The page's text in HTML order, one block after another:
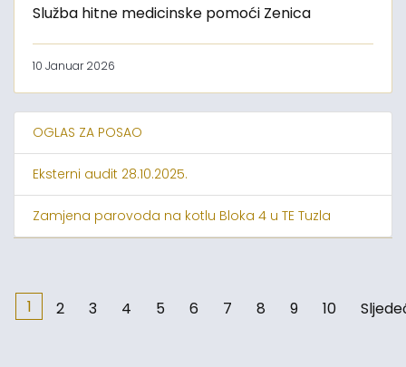
Služba hitne medicinske pomoći Zenica
10 Januar 2026
OGLAS ZA POSAO
Eksterni audit 28.10.2025.
Zamjena parovoda na kotlu Bloka 4 u TE Tuzla
1 2 3 4 5 6 7 8 9 10